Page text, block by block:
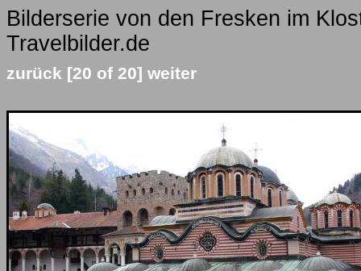
Bilderserie von den Fresken im
Travelbilder.de
zurück [20 of 20] weiter